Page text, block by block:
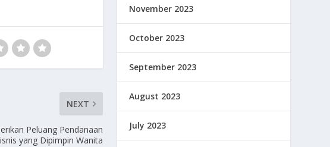
NEXT
Peluang Pendanaan
yang Dipimpin Wanita
November 2023
October 2023
September 2023
August 2023
July 2023